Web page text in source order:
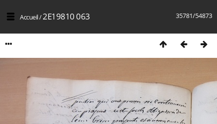
35781/54873
Accueil/2E19810 063